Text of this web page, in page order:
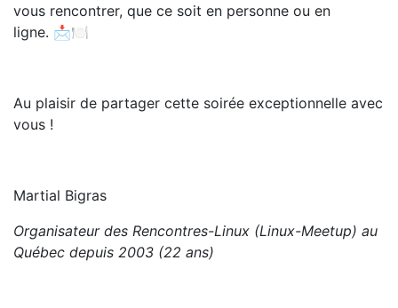
vous rencontrer, que ce soit en personne ou en
ligne. 📩🍽️
Au plaisir de partager cette soirée exceptionnelle avec
vous !
Martial Bigras
Organisateur des Rencontres-Linux (Linux-Meetup) au
Québec depuis 2003 (22 ans)